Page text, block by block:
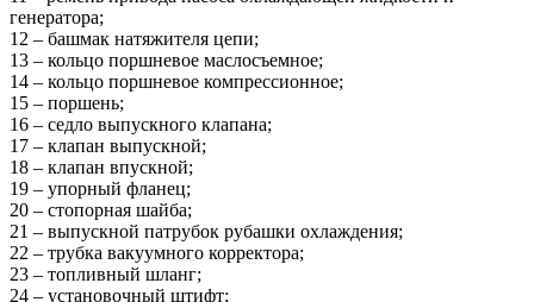
генератора;
12 – башмак натяжителя цепи;
13 – кольцо поршневое маслосъемное;
14 – кольцо поршневое компрессионное;
15 – поршень;
16 – седло выпускного клапана;
17 – клапан выпускной;
18 – клапан впускной;
19 – упорный фланец;
20 – стопорная шайба;
21 – выпускной патрубок рубашки охлаждения;
22 – трубка вакуумного корректора;
23 – топливный шланг;
24 – установочный штифт;